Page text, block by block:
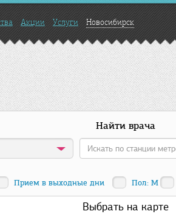
Акции Услуги Новосибирск
Найти врача
Прием в выходные дни Пол: М
Выбрать на карте